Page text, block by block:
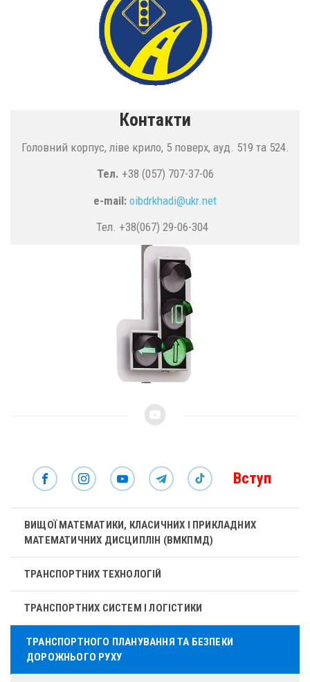
Контакти
Головний корпус, ліве крило, 5 поверх, ауд. 519 та 524.
Тел. +38 (057) 707-37-06
e-mail: oibdrkhadi@ukr.net
Тел. +38(067) 29-06-304
Вступ
ВИЩОЇ МАТЕМАТИКИ, КЛАСИЧНИХ І ПРИКЛАДНИХ
МАТЕМАТИЧНИХ ДИСЦИПЛІН (ВМКПМД)
ТРАНСПОРТНИХ ТЕХНОЛОГІЙ
ТРАНСПОРТНИХ СИСТЕМ І ЛОГІСТИКИ
ТРАНСПОРТНОГО ПЛАНУВАННЯ ТА БЕЗПЕКИ
ДОРОЖНЬОГО РУХУ